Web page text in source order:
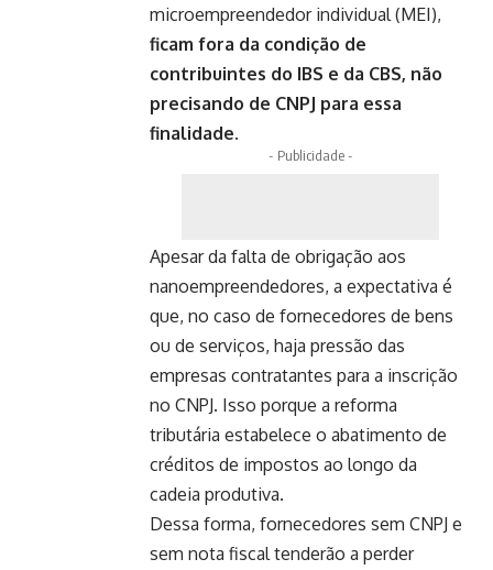
microempreendedor individual (MEI),
ficam fora da condição de
contribuintes do IBS e da CBS, não
precisando de CNPJ para essa
finalidade.
- Publicidade -
Apesar da falta de obrigação aos
nanoempreendedores, a expectativa é
que, no caso de fornecedores de bens
ou de serviços, haja pressão das
empresas contratantes para a inscrição
no CNPJ. Isso porque a reforma
tributária estabelece o abatimento de
créditos de impostos ao longo da
cadeia produtiva.
Dessa forma, fornecedores sem CNPJ e
sem nota fiscal tenderão a perder